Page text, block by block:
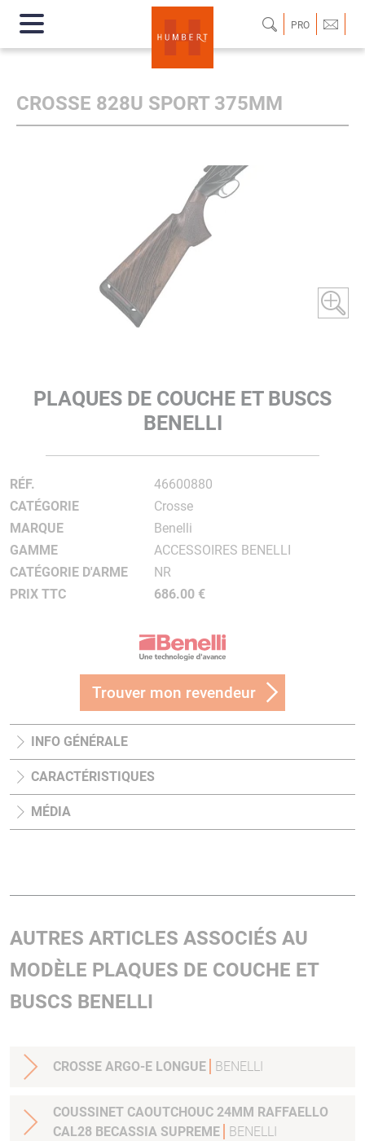
PRO
CROSSE 828U SPORT 375MM
PLAQUES DE COUCHE ET BUSCS
BENELLI
RÉF.
46600880
CATÉGORIE
Crosse
MARQUE
Benelli
GAMME
ACCESSOIRES BENELLI
CATÉGORIE D'ARME
NR
PRIX TTC
686.00 €
Trouver mon revendeur
INFO GÉNÉRALE
CARACTÉRISTIQUES
MÉDIA
AUTRES ARTICLES ASSOCIÉS AU
MODÈLE PLAQUES DE COUCHE ET
BUSCS BENELLI
CROSSE ARGO-E LONGUE BENELLI
COUSSINET CAOUTCHOUC 24MM RAFFAELLO
CAL28 BECASSIA SUPREME
BENELLI